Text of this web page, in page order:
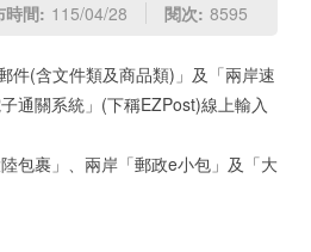
時間: 115/04/28 閱次: 8595
件(含文件類及商品類)」及「兩岸速
通關系統」(下稱EZPost)線上輸入
包裹」、兩岸「郵政e小包」及「大